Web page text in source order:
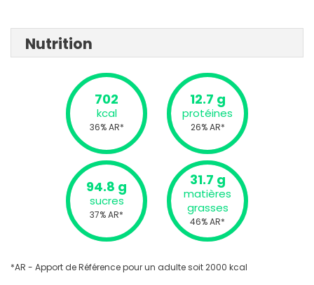
Nutrition
702
kcal
36% AR*
12.7 g
protéines
26% AR*
94.8 g
sucres
37% AR*
31.7 g
matières
grasses
46% AR*
*AR - Apport de Référence pour un adulte soit 2000 kcal